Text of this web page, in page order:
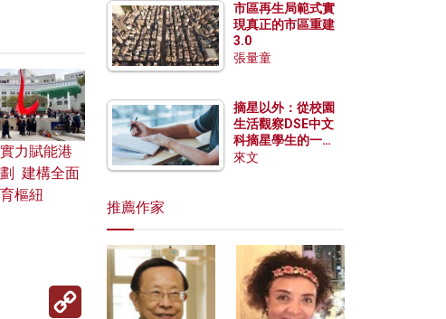
力賦能港
建構全面
樞紐
Copy
市區再生局範式實
現真正的市區重建
3.0
張量童
摘星以外：從校園
生活觀察DSE中文
科摘星學生的一點
特質
來文
推薦作家